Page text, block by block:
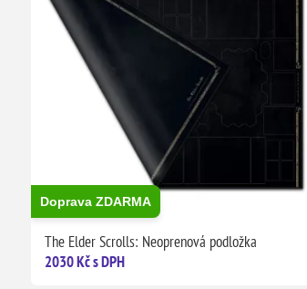
Doprava ZDARMA
The Elder Scrolls: Neoprenová podložka
2030 Kč s DPH